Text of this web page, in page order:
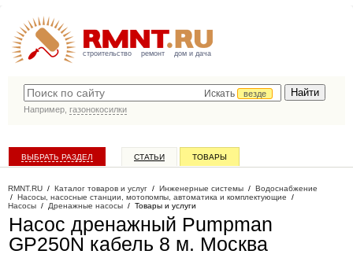
строительство ремонт дом и дача
Искать
везде
Например, газонокосилки
ВЫБРАТЬ РАЗДЕЛ СТАТЬИ ТОВАРЫ
RMNT.RU / Каталог товаров и услуг / Инженерные системы / Водоснабжение
/ Насосы, насосные станции, мотопомпы, автоматика и комплектующие /
Насосы / Дренажные насосы / Товары и услуги
Насос дренажный Pumpman
GP250N кабель 8 м. Москва